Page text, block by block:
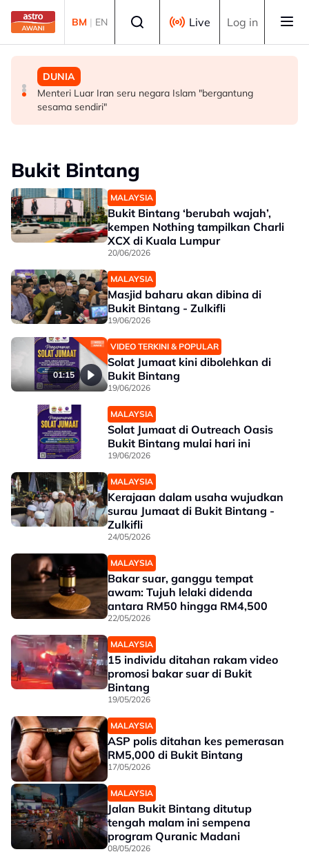
Skip to main content
BM | EN Live Log in
POLITIK
Peletakan jawatan Nurul Izzah ditolak MPP - Fahmi
Fadzil
MALAYSIA
Ikhtiar tingkat peruntukan pertahanan bukti komitmen
kerajaan modenkan ATM - Panglima
DUNIA
Menteri Luar Iran seru negara Islam "bergantung
sesama sendiri"
Bukit Bintang
MALAYSIA
Bukit Bintang ‘berubah wajah’,
kempen Nothing tampilkan Charli
XCX di Kuala Lumpur
20/06/2026
MALAYSIA
Masjid baharu akan dibina di
Bukit Bintang - Zulkifli
19/06/2026
01:15
VIDEO TERKINI & POPULAR
Solat Jumaat kini dibolehkan di
Bukit Bintang
19/06/2026
MALAYSIA
Solat Jumaat di Outreach Oasis
Bukit Bintang mulai hari ini
19/06/2026
MALAYSIA
Kerajaan dalam usaha wujudkan
surau Jumaat di Bukit Bintang -
Zulkifli
24/05/2026
MALAYSIA
Bakar suar, ganggu tempat
awam: Tujuh lelaki didenda
antara RM50 hingga RM4,500
22/05/2026
MALAYSIA
15 individu ditahan rakam video
promosi bakar suar di Bukit
Bintang
19/05/2026
MALAYSIA
ASP polis ditahan kes pemerasan
RM5,000 di Bukit Bintang
17/05/2026
MALAYSIA
Jalan Bukit Bintang ditutup
tengah malam ini sempena
program Quranic Madani
08/05/2026